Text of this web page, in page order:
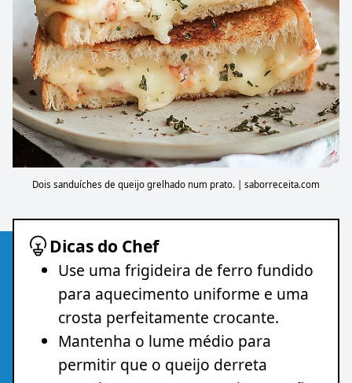
Dois sanduíches de queijo grelhado num prato. | saborreceita.com
Dicas do Chef
Use uma frigideira de ferro fundido
para aquecimento uniforme e uma
crosta perfeitamente crocante.
Mantenha o lume médio para
permitir que o queijo derreta